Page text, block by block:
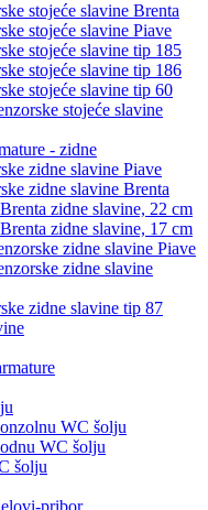
stojeće slavine Brenta
stojeće slavine Piave
stojeće slavine tip 185
stojeće slavine tip 186
stojeće slavine tip 60
stojeće slavine
- zidne
zidne slavine Piave
zidne slavine Brenta
zidne slavine, 22 cm
zidne slavine, 17 cm
zidne slavine Piave
zidne slavine
zidne slavine tip 87
WC šolju
WC šolju
šolju